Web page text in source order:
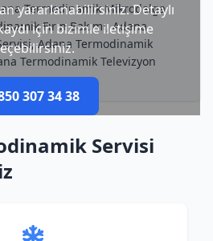
yararlanabilirsiniz. Detaylı
için bizimle iletişime
307 34 38
Termodinamik Mikrodalga
Fırın Bakımı, Adana
Adana Termodinamik
Termodinamik Televizyon
Servisi